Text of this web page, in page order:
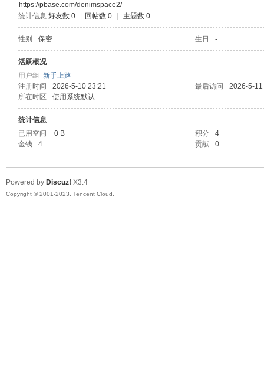
https://pbase.com/denimspace2/
统计信息 好友数 0 回帖数 0 主题数 0
性别 保密 生日 -
活跃概况
用户组 新手上路
注册时间
2026-5-10 23:21 最后访问
2026-5-
所在时区
使用系统默认
统计信息
已用空间
0 B 积分
4
金钱
4 贡献 0
Powered by Discuz! X3.4
Copyright © 2001-2023, Tencent Cloud.